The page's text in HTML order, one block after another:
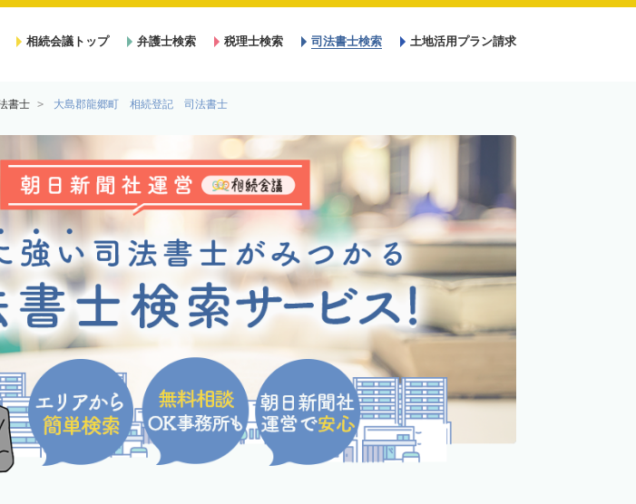
相続会議トップ 弁護士検索 税理士検索 司法書士検索 土地活用プラン請求
書士 大島郡龍郷町 相続登記 司法書士